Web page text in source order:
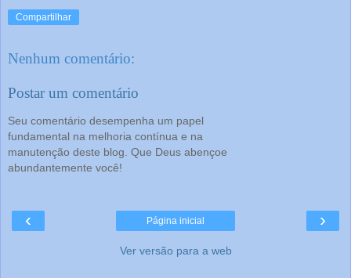
Compartilhar
Nenhum comentário:
Postar um comentário
Seu comentário desempenha um papel
fundamental na melhoria contínua e na
manutenção deste blog. Que Deus abençoe
abundantemente você!
‹ ›
Página inicial
Ver versão para a web